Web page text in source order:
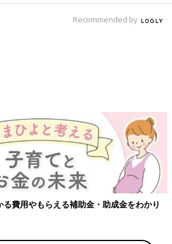
Recommended by
助金・助成金をわかり 【ワクチン接種